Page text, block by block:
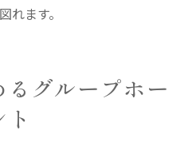
れます。
グループホー